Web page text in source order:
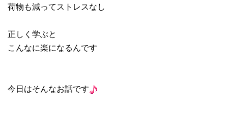
荷物も減ってストレスなし
正しく学ぶと
こんなに楽になるんです
今日はそんなお話です